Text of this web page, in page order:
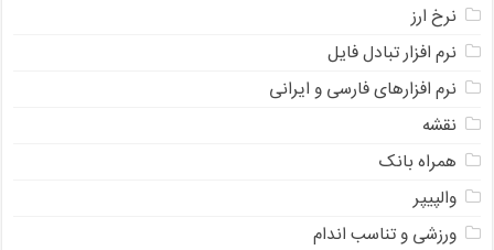
نرخ ارز
ﻧﺮﻡ ﺍﻓﺰﺍﺭ ﺗﺒﺎﺩﻝ ﻓﺎﻳﻞ
نرم افزارهای فارسی و ایرانی
نقشه
همراه بانک
والپیپر
ورزشی و تناسب اندام